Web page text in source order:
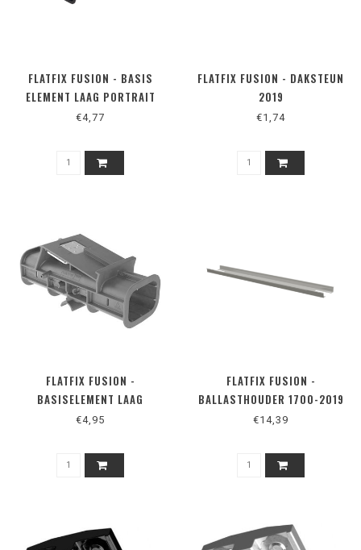
FLATFIX FUSION - BASIS
ELEMENT LAAG PORTRAIT
€4,77
FLATFIX FUSION - DAKSTEUN
2019
€1,74
FLATFIX FUSION -
BASISELEMENT LAAG
€4,95
FLATFIX FUSION -
BALLASTHOUDER 1700-2019
€14,39